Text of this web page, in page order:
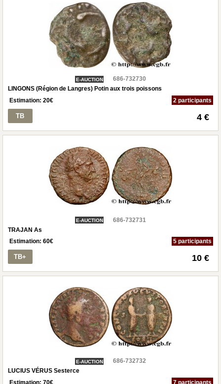
E-AUCTION
686-732730
LINGONS (Région de Langres) Potin aux trois poissons
Estimation: 20€ 2 participants
TB 4 €
E-AUCTION
686-732731
TRAJAN As
Estimation: 60€ 5 participants
TB+ 10 €
E-AUCTION
686-732732
LUCIUS VÉRUS Sesterce
Estimation: 70€ 7 participants